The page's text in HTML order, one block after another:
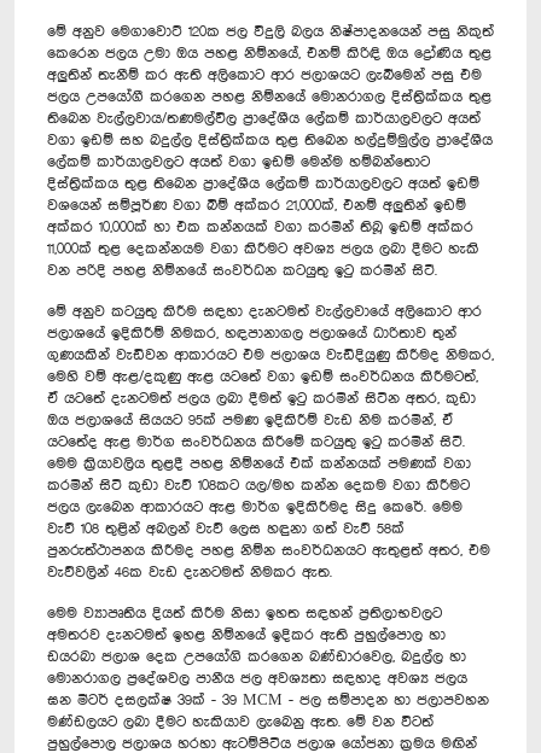
මේ අනුව මෙගාවොට් 120ක ජල විදුලි බලය නිෂ්පාදනයෙන් පසු නිකුත්
කෙරෙන ජලය උමා ඔය පහළ නිම්නයේ, එනම් කිරිඳි ඔය‍ ද්‍රෝණිය තුළ
අලුතින් තැනීම් කර ඇති අලිකොට ආර ජලාශයට ලැබීමෙන් පසු එම
ජලය උපයෝගී කරගෙන පහළ නිම්නයේ මොනරාගල දිස්ත්‍රික්කය තුළ
තිබෙන වැල්ලවාය/තණමල්විල ප්‍රාදේශීය ලේකම් කාර්යාලවලට අයත්
වගා ඉඩම් සහ බදුල්ල දිස්ත්‍රික්කය තුළ තිබෙන හල්දුම්මුල්ල ප්‍රාදේශීය
ලේකම් කාර්යාලවලට අයත් වගා ඉඩම් මෙන්ම හම්බන්තොට
දිස්ත්‍රික්කය තුළ තිබෙන ප්‍රාදේශීය ලේකම් කාර්යාලවලට අයත් ඉඩම්
වශයෙන් සම්පූර්ණ වගා බිම් අක්කර 21,000ක්, එනම් අලුතින් ඉඩම්
අක්කර 10,000ක් හා එක කන්නයක් වගා කරමින් තිබූ ඉඩම් අක්කර
11,000ක් තුළ දෙකන්නයම වගා කිරීමට අවශ්‍ය ජලය ලබා දීමට හැකි
වන පරිදි පහළ නිම්නයේ සංවර්ධන කටයුතු ඉටු කරමින් සිටී.
මේ අනුව කටයුතු කිරීම සඳහා දැනටමත් වැල්ලවායේ අලිකොට ආර
ජලාශයේ ඉදිකිරීම් නිමකර, හඳපානාගල ජලාශයේ ධාරිතාව තුන්
ගුණයකින් වැඩිවන ආකාරයට එම ජලාශය වැඩිදියුණු කිරීමද නිමකර,
මෙහි වම් ඇළ/දකුණු ඇළ යටතේ වගා ඉඩම් සංවර්ධනය කිරීමටත්,
ඒ යටතේ දැනටමත් ජලය ලබා දීමත් ඉටු කරමින් සිටින අතර, කුඩා
ඔය ජලාශයේ සියයට 95ක් පමණ ඉදිකිරීම් වැඩ නිම කරමින්, ඒ
යටතේද ඇළ මාර්ග සංවර්ධනය කිරීමේ කටයුතු ඉටු කරමින් සිටී.
මෙම ක්‍රියාවලිය තුළදී පහළ නිම්නයේ එක් කන්නයක් පමණක් වගා
කරමින් සිටි කුඩා වැව් 108කට යල/මහ කන්න දෙකම වගා කිරීමට
ජලය ලැබෙන ආකාරයට ඇළ මාර්ග ඉදිකිරීමද සිදු කෙරේ. මෙම
වැව් 108 තුළින් අබලන් වැව් ලෙස හඳුනා ගත් වැව් 58ක්
පුනරුත්ථාපනය කිරීමද පහළ නිම්න සංවර්ධනයට ඇතුළත් අතර, එම
වැව්වලින් 46ක වැඩ දැනටමත් නිමකර ඇත.
මෙම ව්‍යාපෘතිය දියත් කිරීම නිසා ඉහත සඳහන් ප්‍රතිලාභවලට
අමතරව දැනටමත් ඉහළ නිම්නයේ ඉදිකර ඇති පුහුල්පොල හා
ඩයරබා ජලාශ දෙක උපයෝගි කරගෙන බණ්ඩාරවෙල, බදුල්ල හා
මොනරාගල ප්‍රදේශවල පානීය ජල අවශ්‍යතා සඳහාද අවශ්‍ය ජලය
ඝන මීටර් දසලක්ෂ 39ක් - 39 MCM - ජල සම්පාදන හා ජලාපවහන
මණ්ඩලයට ලබා දීමට හැකියාව ලැබෙනු ඇත. මේ වන විටත්
පුහුල්පොල ජලාශය හරහා ඇටම්පිටිය ජලාශ යෝජනා ක්‍රමය මඟින්